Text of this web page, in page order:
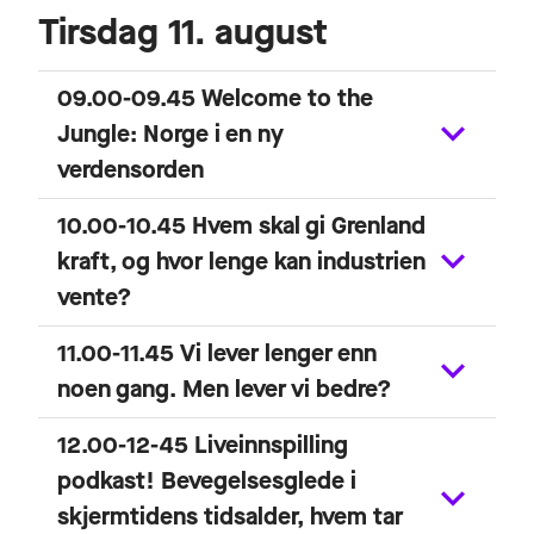
Tirsdag 11. august
09.00-09.45 Welcome to the
Jungle: Norge i en ny
verdensorden
10.00-10.45 Hvem skal gi Grenland
kraft, og hvor lenge kan industrien
vente?
11.00-11.45 Vi lever lenger enn
noen gang. Men lever vi bedre?
12.00-12-45 Liveinnspilling
podkast! Bevegelsesglede i
skjermtidens tidsalder, hvem tar